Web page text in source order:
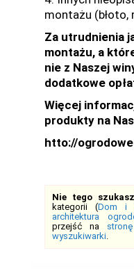
montażu (błoto,
Za utrudnienia
montażu, a
nie z Naszej
dodatkowe
Więcej
produkty na
htto://
Nie tego
kategorii (Dom i
architektura
przejść na
wyszukiwarki.